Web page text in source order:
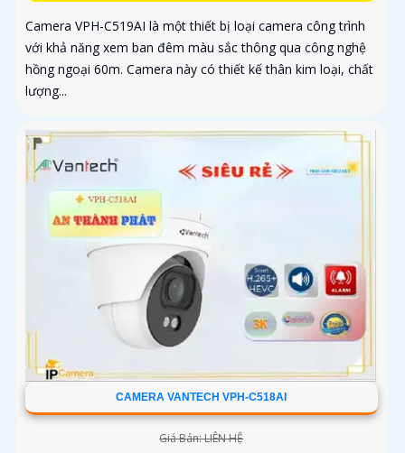
Camera VPH-C519AI là một thiết bị loại camera công trình
với khả năng xem ban đêm màu sắc thông qua công nghệ
hồng ngoại 60m. Camera này có thiết kế thân kim loại, chất
lượng...
CAMERA VANTECH VPH-C518AI
Giá Bán: LIÊN HỆ